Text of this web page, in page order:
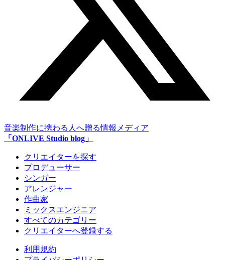
音楽制作に携わる人へ贈る情報メディア
「ONLIVE Studio blog」
クリエイターを探す
プロデューサー
シンガー
アレンジャー
作曲家
ミックスエンジニア
すべてのカテゴリー
クリエイターへ登録する
利用規約